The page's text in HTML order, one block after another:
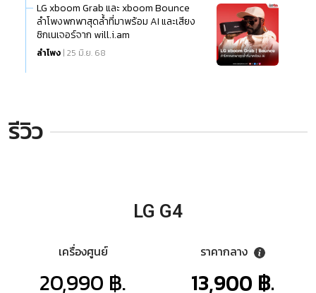
LG xboom Grab และ xboom Bounce
ลำโพงพกพาสุดล้ำที่มาพร้อม AI และเสียง
ซิกเนเจอร์จาก will.i.am
ลำโพง | 25 มิ.ย. 68
รีวิว
LG G4
เครื่องศูนย์
20,990 ฿.
ราคากลาง
13,900 ฿.